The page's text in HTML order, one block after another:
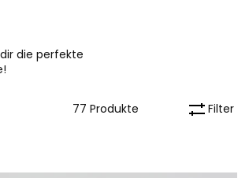
die perfekte
Filter
77 Produkte